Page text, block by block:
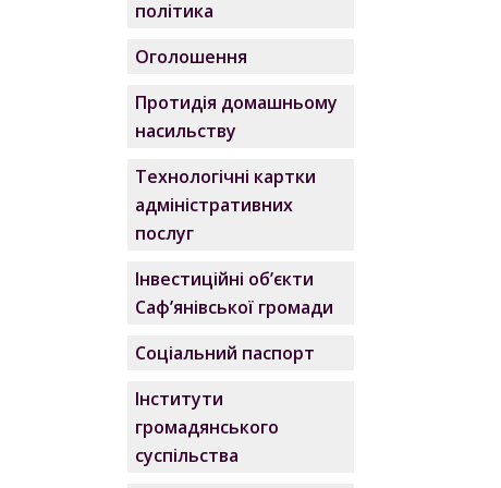
політика
Оголошення
Протидія домашньому
насильству
Технологічні картки
адміністративних
послуг
Інвестиційні об’єкти
Саф’янівської громади
Соціальний паспорт
Інститути
громадянського
суспільства